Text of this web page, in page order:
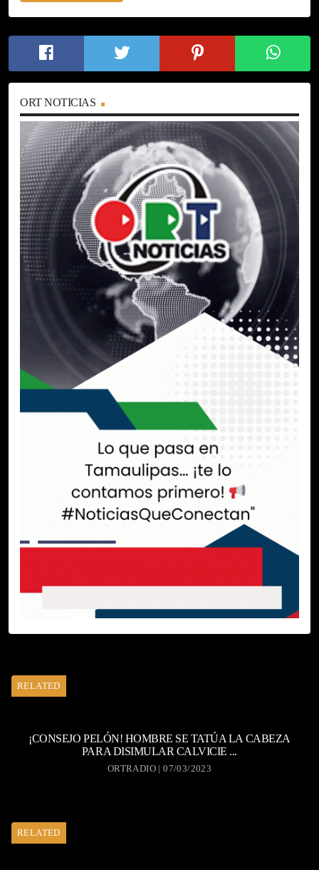
ORT NOTICIAS
RELATED
¡CONSEJO PELÓN! HOMBRE SE TATÚA LA CABEZA
PARA DISIMULAR CALVICIE ...
ORTRADIO | 07/03/2023
RELATED